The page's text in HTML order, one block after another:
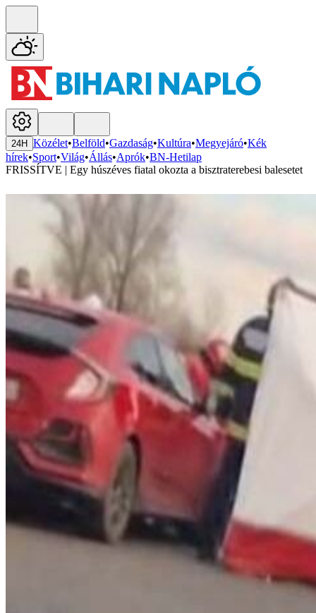
24H Közélet•Belföld•Gazdaság•Kultúra•Megyejáró•Kék
hírek•Sport•Világ•Állás•Aprók•BN-Hetilap
FRISSÍTVE | Egy húszéves fiatal okozta a bisztraterebesi balesetet